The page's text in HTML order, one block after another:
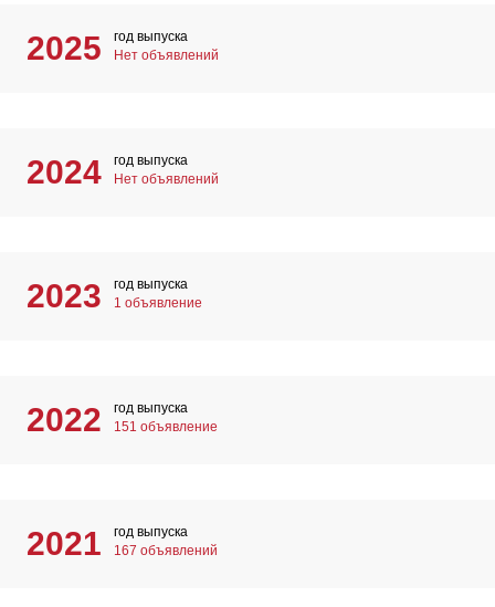
2025
год выпуска
Нет объявлений
2024
год выпуска
Нет объявлений
2023
год выпуска
1 объявление
2022
год выпуска
151 объявление
2021
год выпуска
167 объявлений